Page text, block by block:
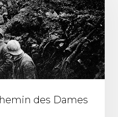
des Dames